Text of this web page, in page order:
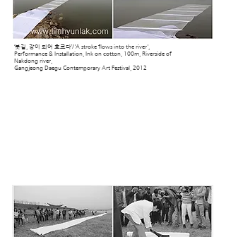
‘붓길, 강이 되어 흐르다’/'A stroke flows into the river',
Performance & Installation, Ink on cotton, 100m, Riverside of
Nakdong river,
Gangjeong Daegu Contemporary Art Festival, 2012